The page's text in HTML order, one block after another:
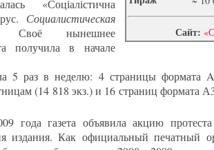
Сайт:
«Соціалістична
Социалистическая
нынешнее
получила в начале
5 раз в неделю: 4 страницы формата
(14 818 экз.) и 16 страниц формата
года газета объявила акцию
издания. Как официальный печатный